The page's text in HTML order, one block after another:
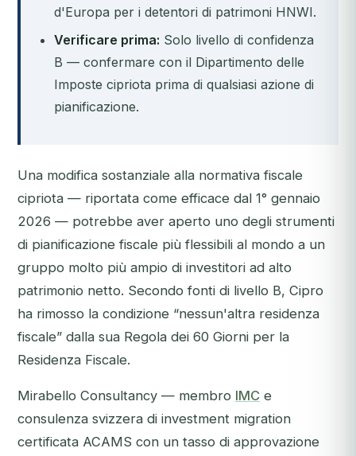
d'Europa per i detentori di patrimoni HNWI.
Verificare prima: Solo livello di confidenza
B — confermare con il Dipartimento delle
Imposte cipriota prima di qualsiasi azione di
pianificazione.
Una modifica sostanziale alla normativa fiscale
cipriota — riportata come efficace dal 1° gennaio
2026 — potrebbe aver aperto uno degli strumenti
di pianificazione fiscale più flessibili al mondo a un
gruppo molto più ampio di investitori ad alto
patrimonio netto. Secondo fonti di livello B, Cipro
ha rimosso la condizione “nessun'altra residenza
fiscale” dalla sua Regola dei 60 Giorni per la
Residenza Fiscale.
Mirabello Consultancy — membro IMC e
consulenza svizzera di investment migration
certificata ACAMS con un tasso di approvazione